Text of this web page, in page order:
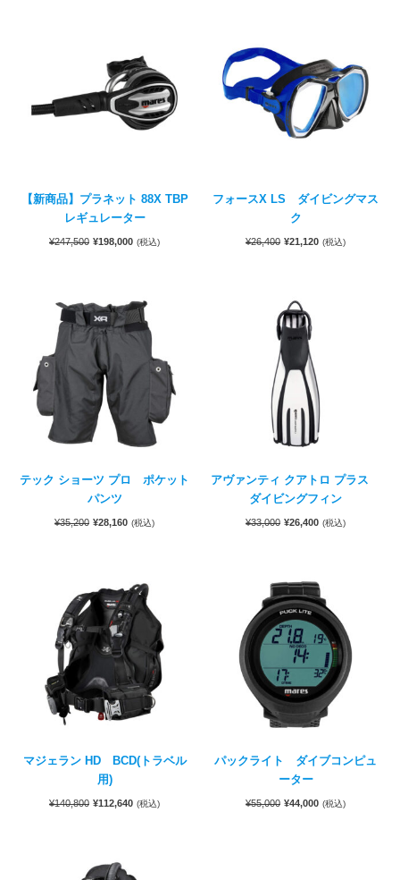
【新商品】プラネット 88X TBP
レギュレーター
¥247,500 ¥198,000 (税込)
フォースX LS ダイビングマス
ク
¥26,400 ¥21,120 (税込)
テック ショーツ プロ ポケット
パンツ
¥35,200 ¥28,160 (税込)
アヴァンティ クアトロ プラス
ダイビングフィン
¥33,000 ¥26,400 (税込)
マジェラン HD BCD(トラベル
用)
¥140,800 ¥112,640 (税込)
パックライト ダイブコンピュ
ーター
¥55,000 ¥44,000 (税込)